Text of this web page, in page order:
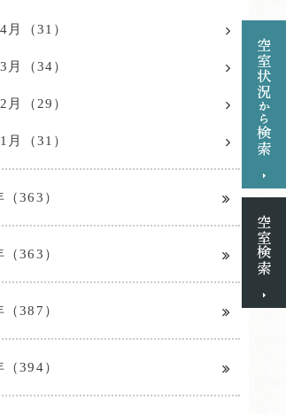
月（31）
月（34）
月（29）
月（31）
363）
363）
387）
394）